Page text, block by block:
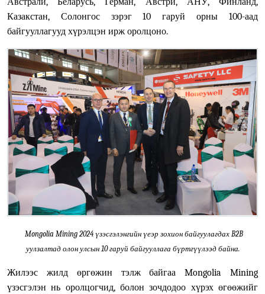
Казакстан, Солонгос зэрэг 10 гаруй орны 100-аад
байгууллагууд хүрэлцэн ирж оролцоно.
Mongolia Mining 2024 үзэсгэлэнгийн үеэр зохион байгуулагдах B2B
уулзалтад олон улсын 10 гаруй байгууллага бүртгүүлээд байна.
Жилээс жилд өргөжин тэлж байгаа Mongolia Mining
үзэсгэлэн нь оролцогчид, болон зочдодоо хүрэх өгөөжийг